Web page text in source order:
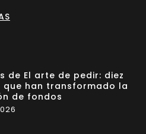
de El arte de pedir: diez
que han transformado la
de fondos